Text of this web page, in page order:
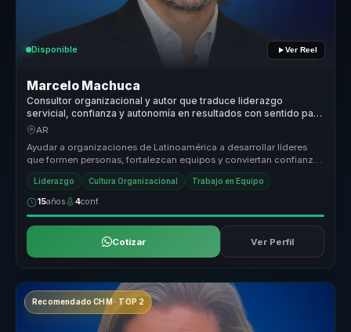
Disponible Ver Reel
Marcelo Machuca
Consultor organizacional y autor que traduce liderazgo
servicial, confianza y autonomía en resultados con sentido para
líderes.
AR
Ayudar a organizaciones de Latinoamérica a desarrollar líderes
que formen personas, fortalezcan equipos y conviertan confianza,
autonomía...
Liderazgo Cultura Organizacional Trabajo en Equipo
15años 4conf.
Cotizar Ver Perfil
Recomendado CHM · TOP 2